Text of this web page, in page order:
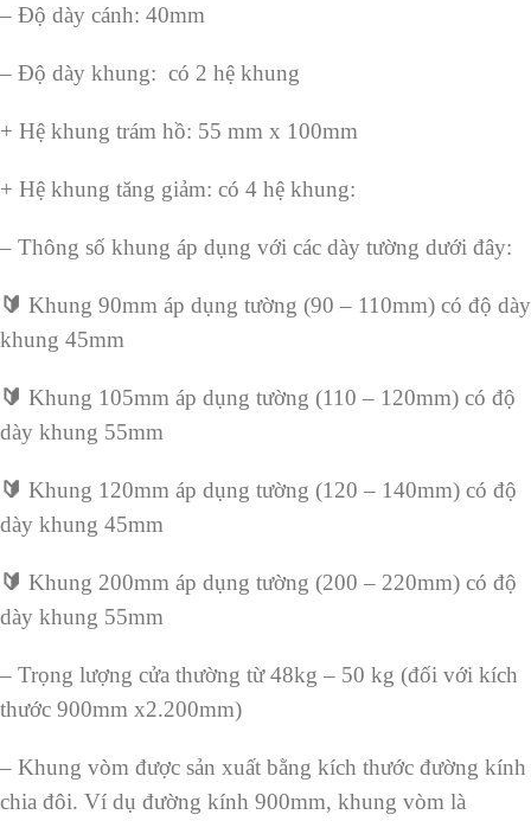
– Độ dày cánh: 40mm
– Độ dày khung: có 2 hệ khung
+ Hệ khung trám hồ: 55 mm x 100mm
+ Hệ khung tăng giảm: có 4 hệ khung:
– Thông số khung áp dụng với các dày tường dưới đây:
🔰 Khung 90mm áp dụng tường (90 – 110mm) có độ dày
khung 45mm
🔰 Khung 105mm áp dụng tường (110 – 120mm) có độ
dày khung 55mm
🔰 Khung 120mm áp dụng tường (120 – 140mm) có độ
dày khung 45mm
🔰 Khung 200mm áp dụng tường (200 – 220mm) có độ
dày khung 55mm
– Trọng lượng cửa thường từ 48kg – 50 kg (đối với kích
thước 900mm x2.200mm)
– Khung vòm được sản xuất bằng kích thước đường kính
chia đôi. Ví dụ đường kính 900mm, khung vòm là